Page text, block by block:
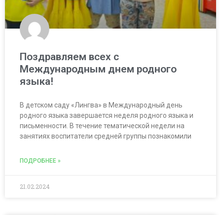
Поздравляем всех с
Международным днем родного
языка!
В детском саду «Лингва» в Международный день
родного языка завершается неделя родного языка и
письменности. В течение тематической недели на
занятиях воспитатели средней группы познакомили
ПОДРОБНЕЕ »
21.02.2024